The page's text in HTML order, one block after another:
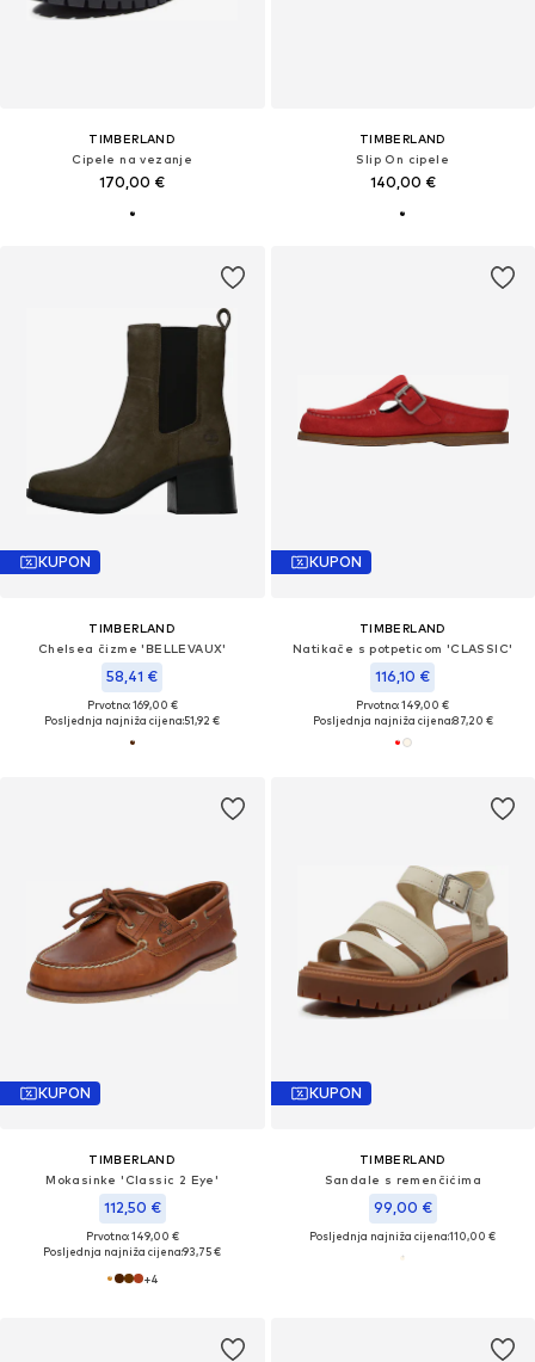
TIMBERLAND
Cipele na vezanje
170,00 €
TIMBERLAND
Slip On cipele
140,00 €
KUPON
TIMBERLAND
Chelsea čizme 'BELLEVAUX'
58,41 €
Prvotno: 169,00 €
Posljednja najniža cijena:51,92 €
KUPON
TIMBERLAND
Natikače s potpeticom 'CLASSIC'
116,10 €
Prvotno: 149,00 €
Posljednja najniža cijena:87,20 €
KUPON
TIMBERLAND
Mokasinke 'Classic 2 Eye'
112,50 €
Prvotno: 149,00 €
Posljednja najniža cijena:93,75 €
+4
KUPON
TIMBERLAND
Sandale s remenčićima
99,00 €
Posljednja najniža cijena:110,00 €